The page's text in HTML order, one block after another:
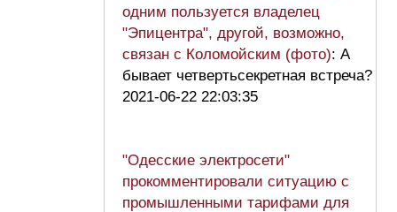
одним пользуется владелец
"Эпицентра", другой, возможно,
связан с Коломойским (фото): А
бывает четвертьсекретная встреча?
2021-06-22 22:03:35
"Одесские электросети"
прокомментировали ситуацию с
промышленными тарифами для